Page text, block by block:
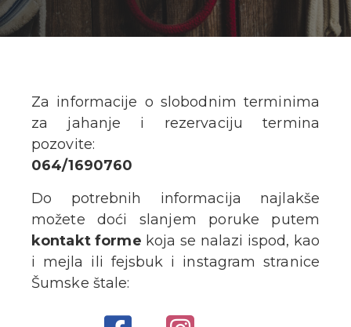
Za informacije o slobodnim terminima
za jahanje i rezervaciju termina
pozovite:
064/1690760
Do potrebnih informacija najlakše
možete doći slanjem poruke putem
kontakt forme koja se nalazi ispod, kao
i mejla ili fejsbuk i instagram stranice
Šumske štale: